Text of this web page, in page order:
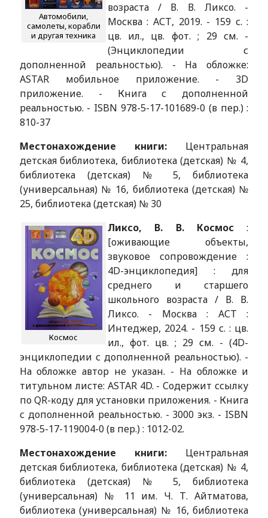
Автомобили,
самолеты, корабли
и другая техника
возраста / В. В. Ликсо. -
Москва : АСТ, 2019. - 159 с. :
цв. ил., цв. фот. ; 29 см. -
(Энциклопедии с
дополненной реальностью). - На обложке:
ASTAR мобильное приложение. - 3D
приложение. - Книга с дополненной
реальностью. - ISBN 978-5-17-101689-0 (в пер.) :
810-37
Местонахождение книги: Центральная
детская библиотека, библиотека (детская) № 4,
библиотека (детская) № 5, библиотека
(универсальная) № 16, библиотека (детская) №
25, библиотека (детская) № 30
Космос
Ликсо, В. В. Космос :
[оживающие объекты,
звуковое сопровождение :
4D-энциклопедия] : для
среднего и старшего
школьного возраста / В. В.
Ликсо. - Москва : АСТ :
Интеджер, 2024. - 159 с. : цв.
ил., фот. цв. ; 29 см. - (4D-
энциклопедии с дополненной реальностью). -
На обложке автор не указан. - На обложке и
титульном листе: ASTAR 4D. - Содержит ссылку
по QR-коду для установки приложения. - Книга
с дополненной реальностью. - 3000 экз. - ISBN
978-5-17-119004-0 (в пер.) : 1012-02.
Местонахождение книги: Центральная
детская библиотека, библиотека (детская) № 4,
библиотека (детская) № 5, библиотека
(универсальная) № 11 им. Ч. Т. Айтматова,
библиотека (универсальная) № 16, библиотека